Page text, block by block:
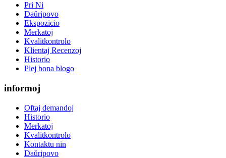
Pri Ni
Daŭripovo
Ekspozicio
Merkatoj
Kvalitkontrolo
Klientaj Recenzoj
Historio
Plej bona blogo
informoj
Oftaj demandoj
Historio
Merkatoj
Kvalitkontrolo
Kontaktu nin
Daŭripovo